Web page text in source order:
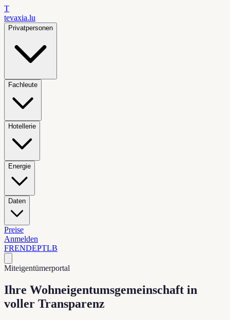
T
tevaxia.lu
Privatpersonen
Fachleute
Hotellerie
Energie
Daten
Preise
Anmelden
FRENDEPTLB
Miteigentümerportal
Ihre Wohneigentumsgemeinschaft in
voller Transparenz